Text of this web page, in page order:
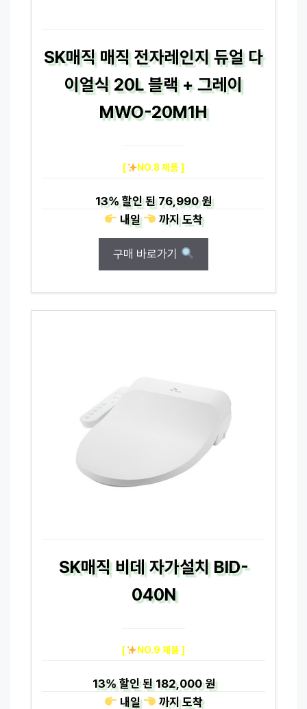
SK매직 매직 전자레인지 듀얼 다
이얼식 20L 블랙 + 그레이
MWO-20M1H
[ NO.8 제품 ]
13%할인 된76,990 원
내일
까지도착
구매 바로가기
SK매직 비데 자가설치 BID-
040N
[ NO.9 제품 ]
13%할인 된182,000 원
내일
까지도착